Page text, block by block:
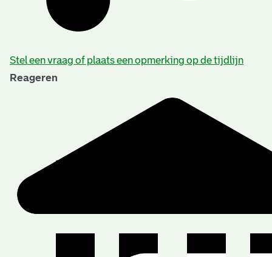
Stel een vraag of plaats een opmerking op de tijdlijn
Reageren